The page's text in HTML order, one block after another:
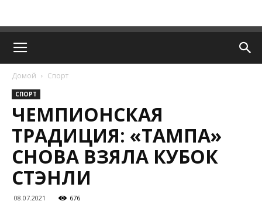
Домой Спорт
СПОРТ
ЧЕМПИОНСКАЯ
ТРАДИЦИЯ: «ТАМПА»
СНОВА ВЗЯЛА КУБОК
СТЭНЛИ
08.07.2021 676